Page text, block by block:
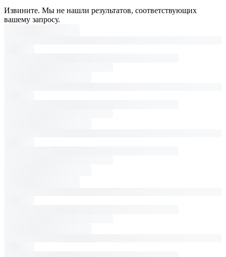
Извините. Мы не нашли результатов, соответствующих
вашему запросу.